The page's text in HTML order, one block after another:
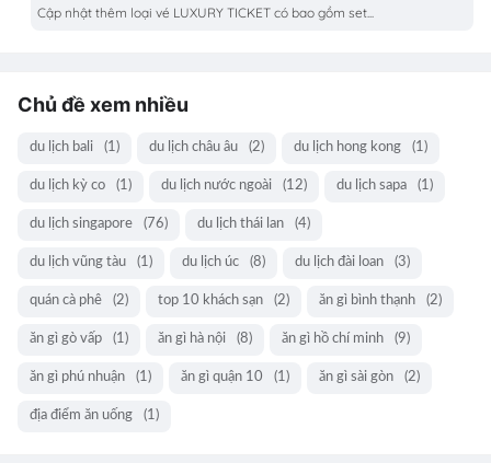
Cập nhật thêm loại vé LUXURY TICKET có bao gồm set...
Chủ đề xem nhiều
du lịch bali (1) du lịch châu âu (2) du lịch hong kong (1)
du lịch kỳ co (1) du lịch nước ngoài (12) du lịch sapa (1)
du lịch singapore (76) du lịch thái lan (4)
du lịch vũng tàu (1) du lịch úc (8) du lịch đài loan (3)
quán cà phê (2) top 10 khách sạn (2) ăn gì bình thạnh (2)
ăn gì gò vấp (1) ăn gì hà nội (8) ăn gì hồ chí minh (9)
ăn gì phú nhuận (1) ăn gì quận 10 (1) ăn gì sài gòn (2)
địa điểm ăn uống (1)